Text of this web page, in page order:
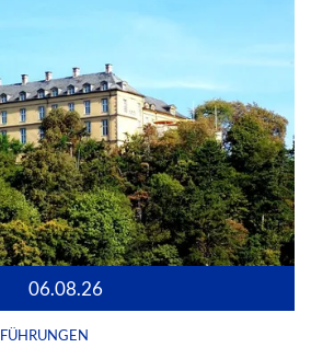
06.08.26
FÜHRUNGEN